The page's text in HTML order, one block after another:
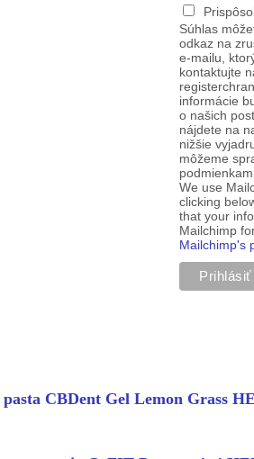
Súhlas
odkaz na
e-mailu,
kontaktujte
informácie
o našich
nájdete na
nižšie
môžeme
We use
clicking
that your
Mailchimp
Mailchimp's
CBDent Gel Lemon Grass